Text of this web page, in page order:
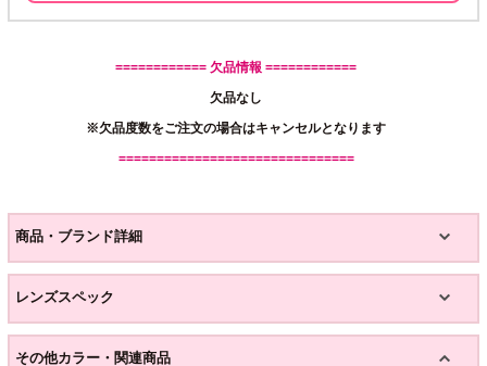
============ 欠品情報 ============
欠品なし
※欠品度数をご注文の場合はキャンセルとなります
===============================
商品・ブランド詳細
レンズスペック
その他カラー・関連商品